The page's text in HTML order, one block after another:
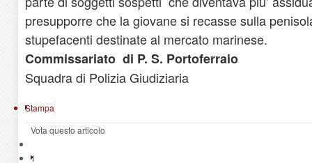
presupporre che la giovane si recasse sulla
stupefacenti destinate al mercato marinese.
Commissariato di P. S. Portoferraio
Squadra di Polizia Giudiziaria
Stampa
Vota questo articolo
1